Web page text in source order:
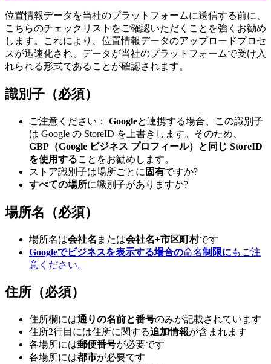
位置情報データを当社のプラットフォームに送信する前に、
こちらのチェックリストをご確認いただくことを強くお勧め
します。これにより、位置情報データのアップロードプロセ
スが迅速化され、データが当社のプラットフォームで受け入
れられる形式であることが確認されます。
識別子（必須）
ご注意ください： Googleと連携する場合、この識別子
は Google の StoreID を上書きします。そのため、
GBP（Google ビジネス プロフィール）と同じ StoreID
を使用することをお勧めします。
ストア識別子は場所ごとに 固有ですか?
すべての場所に識別子がありますか?
場所名（必須）
場所名は会社名 または会社名+市区町村です
Googleでビジネスを表示する場合の命名制限に もご注
意ください。
住所（必須）
住所欄には通りの名前と番号のみが記載されています
住所2行目には住所に関する追加情報が含まれます
各場所には郵便番号が必要です
各場所には都市が必要です